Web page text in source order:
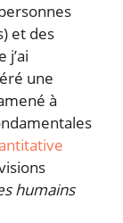
et des
j’ai
une
à
humains